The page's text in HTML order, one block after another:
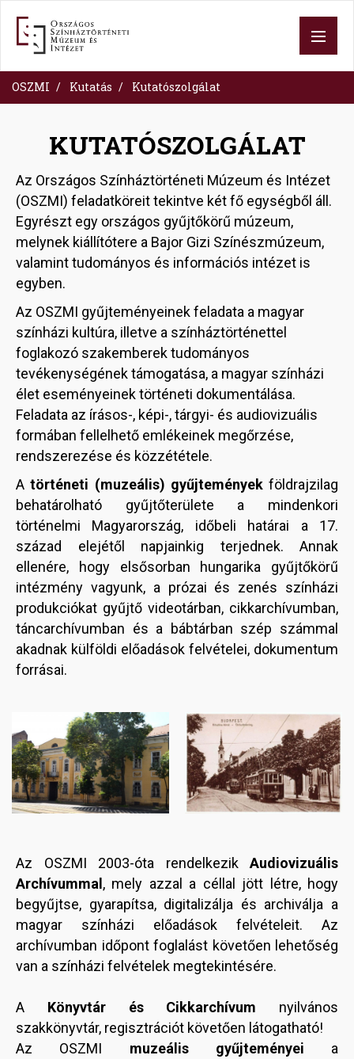
tartalomra
OSZMI Kutatás Kutatószolgálat
KUTATÓSZOLGÁLAT
Az Országos Színháztörténeti Múzeum és Intézet
(OSZMI) feladatköreit tekintve két fő egységből áll.
Egyrészt egy országos gyűjtőkörű múzeum,
melynek kiállítótere a Bajor Gizi Színészmúzeum,
valamint tudományos és információs intézet is
egyben.
Az OSZMI gyűjteményeinek feladata a magyar
színházi kultúra, illetve a színháztörténettel
foglakozó szakemberek tudományos
tevékenységének támogatása, a magyar színházi
élet eseményeinek történeti dokumentálása.
Feladata az írásos-, képi-, tárgyi- és audiovizuális
formában fellelhető emlékeinek megőrzése,
rendszerezése és közzététele.
Atörténeti (muzeális) gyűjteményekföldrajzilag
behatárolható gyűjtőterülete a mindenkori
történelmi Magyarország, időbeli határai a 17.
század elejétől napjainkig terjednek. Annak
ellenére, hogy elsősorban hungarika gyűjtőkörű
intézmény vagyunk, a prózai és zenés színházi
produkciókat gyűjtő videotárban, cikkarchívumban,
táncarchívumban és a bábtárban szép számmal
akadnak külföldi előadások felvételei, dokumentum
forrásai.
Image
Az OSZMI 2003-óta rendelkezik Audiovizuális
Archívummal, mely azzal a céllal jött létre, hogy
begyűjtse, gyarapítsa, digitalizálja és archiválja a
magyar színházi előadások felvételeit. Az
archívumban időpont foglalást követően lehetőség
van a színházi felvételek megtekintésére.
A Könyvtár és Cikkarchívum nyilvános
szakkönyvtár, regisztrációt követően látogatható!
Az OSZMI muzeális gyűjteményei a